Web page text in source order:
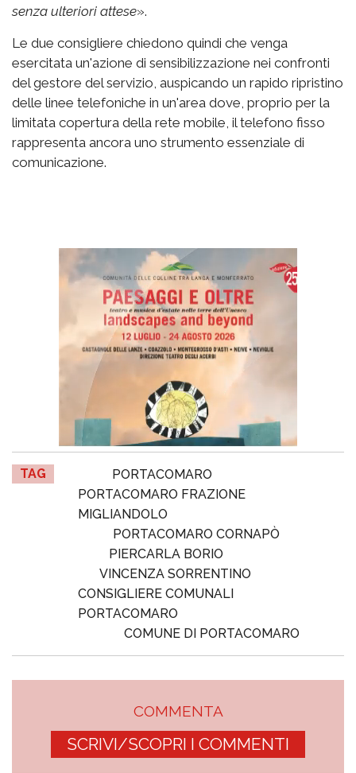
senza ulteriori attese».
Le due consigliere chiedono quindi che venga
esercitata un'azione di sensibilizzazione nei confronti
del gestore del servizio, auspicando un rapido ripristino
delle linee telefoniche in un'area dove, proprio per la
limitata copertura della rete mobile, il telefono fisso
rappresenta ancora uno strumento essenziale di
comunicazione.
TAG
PORTACOMARO
PORTACOMARO FRAZIONE
MIGLIANDOLO
PORTACOMARO CORNAPÒ
PIERCARLA BORIO
VINCENZA SORRENTINO
CONSIGLIERE COMUNALI
PORTACOMARO
COMUNE DI PORTACOMARO
COMMENTA
SCRIVI/SCOPRI I COMMENTI